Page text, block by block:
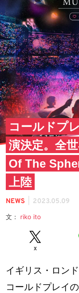
コールドプ
演決定。全
Of The
上陸
NEWS 2023.05.09
文： riko ito
X
イギリス・ロン
コールドプレイ